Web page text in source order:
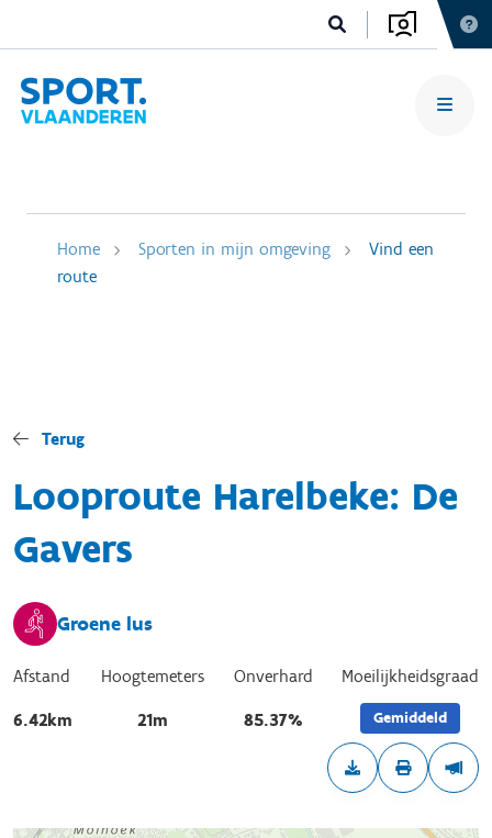
Home Sporten in mijn omgeving
Vind een
route
Terug
Looproute Harelbeke: De
Gavers
Groene lus
Afstand
6.42km
Hoogtemeters
21m
Onverhard
85.37%
Moeilijkheidsgraad
Gemiddeld